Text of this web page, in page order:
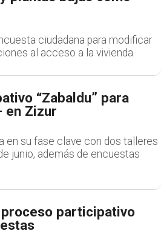
ciudadana para modificar
al acceso a la vivienda.
“Zabaldu” para
en Zizur
en su fase clave con dos talleres
junio, además de encuestas
participativo